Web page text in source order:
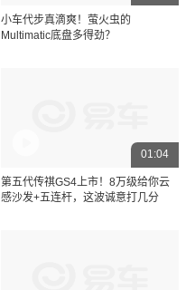
小车代步真滴爽！萤火虫的
Multimatic底盘多得劲？
01:04
第五代传祺GS4上市！8万级给你云
感沙发+五连杆，这波诚意打几分